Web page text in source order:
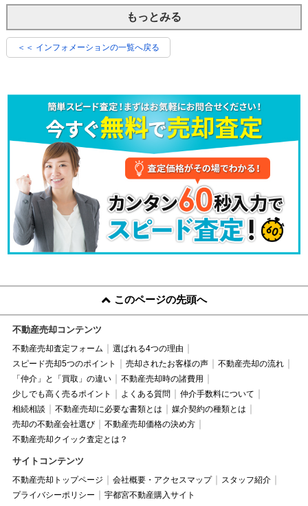
もっとみる
＜＜ インフォメーションの一覧へ戻る
このページの先頭へ
不動産売却コンテンツ
不動産売却査定フォーム
選ばれる4つの理由
スピード売却5つのポイント
売却されたお客様の声
不動産売却の流れ
「仲介」と「買取」の違い
不動産売却時の諸費用
少しでも高く売るポイント
よくある質問
仲介手数料について
相続相談
不動産売却に必要な書類とは
媒介契約の種類とは
売却の不動産会社選び
不動産売却価格の決め方
不動産売却クイック査定とは？
サイトコンテンツ
不動産売却トップページ 会社概要・アクセスマップ
スタッフ紹介
プライバシーポリシー
宇都宮不動産購入サイト